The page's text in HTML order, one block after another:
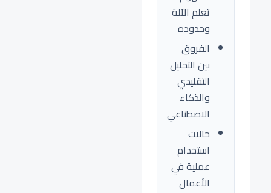
تعلم الآلة
وحدوده
الفروق
بين التحليل
التقليدي
والذكاء
الاصطناعي
حالات
استخدام
عملية في
الأعمال